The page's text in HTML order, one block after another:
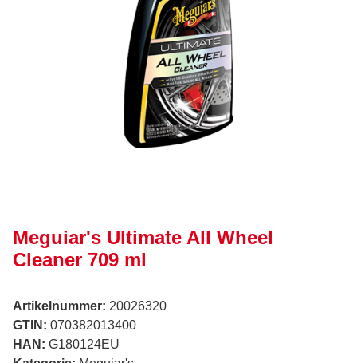
Meguiar's Ultimate All Wheel
Cleaner 709 ml
Artikelnummer: 20026320
GTIN: 070382013400
HAN: G180124EU